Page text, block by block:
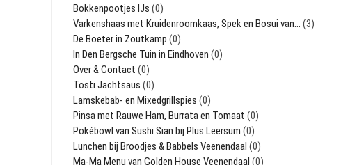
Bokkenpootjes IJs (0)
Varkenshaas met Kruidenroomkaas, Spek en Bosui van… (3)
De Boeter in Zoutkamp (0)
In Den Bergsche Tuin in Eindhoven (0)
Over & Contact (0)
Tosti Jachtsaus (0)
Lamskebab- en Mixedgrillspies (0)
Pinsa met Rauwe Ham, Burrata en Tomaat (0)
Pokébowl van Sushi Sian bij Plus Leersum (0)
Lunchen bij Broodjes & Babbels Veenendaal (0)
Ma-Ma Menu van Golden House Veenendaal (0)